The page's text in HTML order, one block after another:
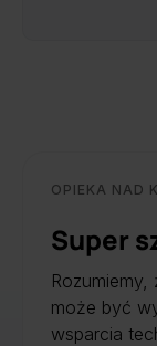
OPIEKA NAD
Super
może być
wsparcia